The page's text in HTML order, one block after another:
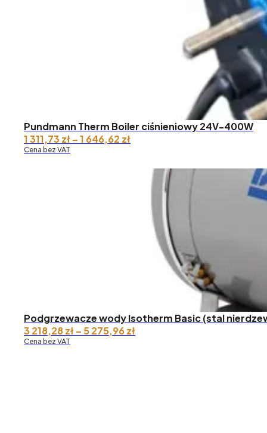
Pundmann Therm Boiler ciśnieniowy 24V-400W
1 311,73 zł–1 646,62 złZakres
311,73 zł
646,62 zł
Cena bez VAT
Podgrzewacze wody Isotherm Basic (stal
3 218,28zł– 5 275,96złZakres
Cena bez VAT